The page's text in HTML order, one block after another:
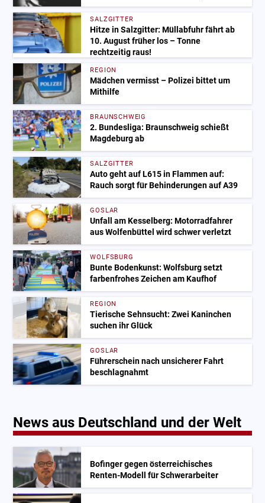
SALZGITTER
Hitze in Salzgitter: Müllabfuhr fährt ab
10. August früher los – Tonne
rechtzeitig raus!
REGION
Mädchen vermisst – Polizei bittet um
Mithilfe
BRAUNSCHWEIG
2. Bundesliga: Braunschweig schießt
Magdeburg ab
SALZGITTER
Auto geht auf L615 in Flammen auf:
Rauch sorgt für Behinderungen auf A39
GOSLAR
Unfall am Kesselberg: Motorradfahrer
aus Wolfenbüttel wird schwer verletzt
WOLFSBURG
Bunte Bodenkunst: Wolfsburg setzt
farbenfrohes Zeichen am Kaufhof
REGION
Tierische Sehnsucht: Zwei Kaninchen
suchen ihr Glück
GOSLAR
Führerschein nach unsicherer Fahrt
beschlagnahmt
News aus Deutschland und der Welt
Bofinger gegen österreichisches
Renten-Modell für Schwerarbeiter